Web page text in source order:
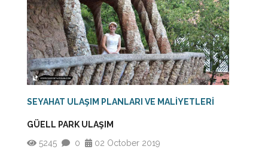
SEYAHAT ULAŞIM PLANLARI VE MALİYETLERİ
GÜELL PARK ULAŞIM
5245
0 02 October 2019